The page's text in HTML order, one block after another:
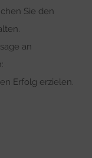
Sie den
an
Erfolg erzielen.